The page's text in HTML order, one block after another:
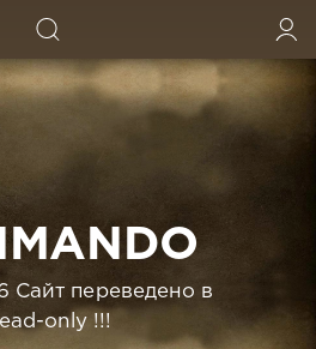
Сайт переведено в
only !!!